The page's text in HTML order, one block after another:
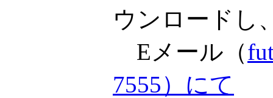
ウンロードし
Eメール（
7555）にて